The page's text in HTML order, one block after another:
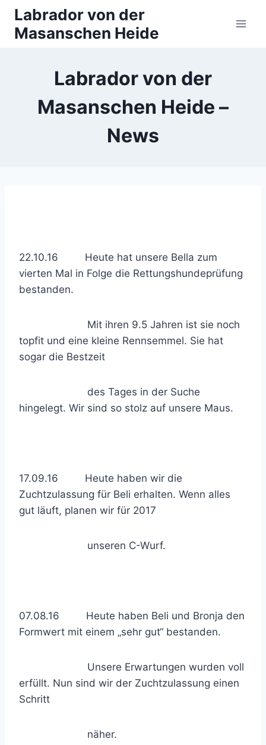
Zum
Inhalt
springen
Labrador von der
Masanschen Heide
Labrador von der
Masanschen Heide –
News
22.10.16 Heute hat unsere Bella zum
vierten Mal in Folge die Rettungshundeprüfung
bestanden.
Mit ihren 9.5 Jahren ist sie noch
topfit und eine kleine Rennsemmel. Sie hat
sogar die Bestzeit
des Tages in der Suche
hingelegt. Wir sind so stolz auf unsere Maus.
17.09.16 Heute haben wir die
Zuchtzulassung für Beli erhalten. Wenn alles
gut läuft, planen wir für 2017
unseren C-Wurf.
07.08.16 Heute haben Beli und Bronja den
Formwert mit einem „sehr gut“ bestanden.
Unsere Erwartungen wurden voll
erfüllt. Nun sind wir der Zuchtzulassung einen
Schritt
näher.